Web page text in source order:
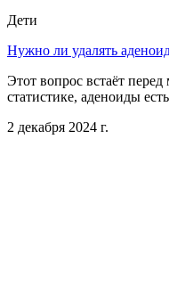
Дети
Нужно ли удалять
Этот вопрос встаёт
статистике, аденоиды
2 декабря 2024 г.